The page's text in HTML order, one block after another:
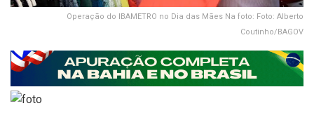
Operação do IBAMETRO no Dia das Mães Na foto: Foto: Alberto
Coutinho/BAGOV